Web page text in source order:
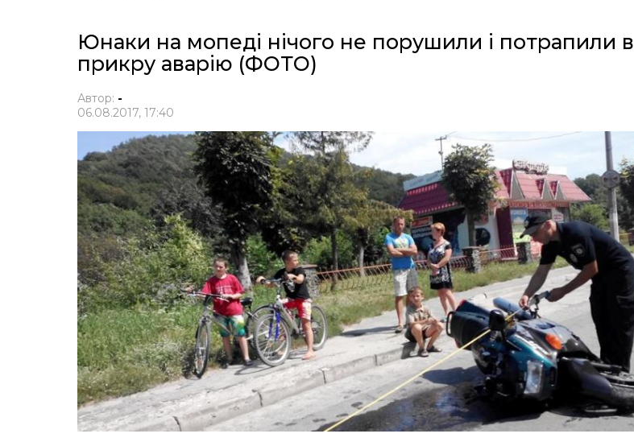
Юнаки на мопеді нічого не порушили і потрапили в
прикру аварію (ФОТО)
Автор: -
06.08.2017, 17:40